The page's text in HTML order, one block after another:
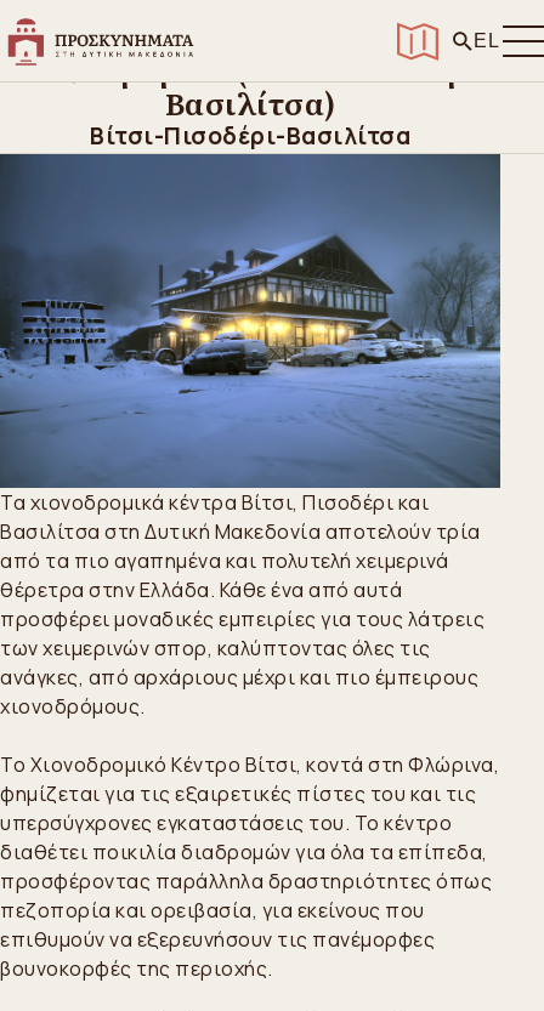
EL
Αρχική
Χιονοδρομικά (Βίτσι-Πισοδέρι-Βασιλίτσα)
Χιονοδρομικά (Βίτσι-Πισοδέρι-
Βασιλίτσα)
Βίτσι-Πισοδέρι-Βασιλίτσα
Τα χιονοδρομικά κέντρα Βίτσι, Πισοδέρι και
Βασιλίτσα στη Δυτική Μακεδονία αποτελούν τρία
από τα πιο αγαπημένα και πολυτελή χειμερινά
θέρετρα στην Ελλάδα. Κάθε ένα από αυτά
προσφέρει μοναδικές εμπειρίες για τους λάτρεις
των χειμερινών σπορ, καλύπτοντας όλες τις
ανάγκες, από αρχάριους μέχρι και πιο έμπειρους
χιονοδρόμους.
Το Χιονοδρομικό Κέντρο Βίτσι, κοντά στη Φλώρινα,
φημίζεται για τις εξαιρετικές πίστες του και τις
υπερσύγχρονες εγκαταστάσεις του. Το κέντρο
διαθέτει ποικιλία διαδρομών για όλα τα επίπεδα,
προσφέροντας παράλληλα δραστηριότητες όπως
πεζοπορία και ορειβασία, για εκείνους που
επιθυμούν να εξερευνήσουν τις πανέμορφες
βουνοκορφές της περιοχής.